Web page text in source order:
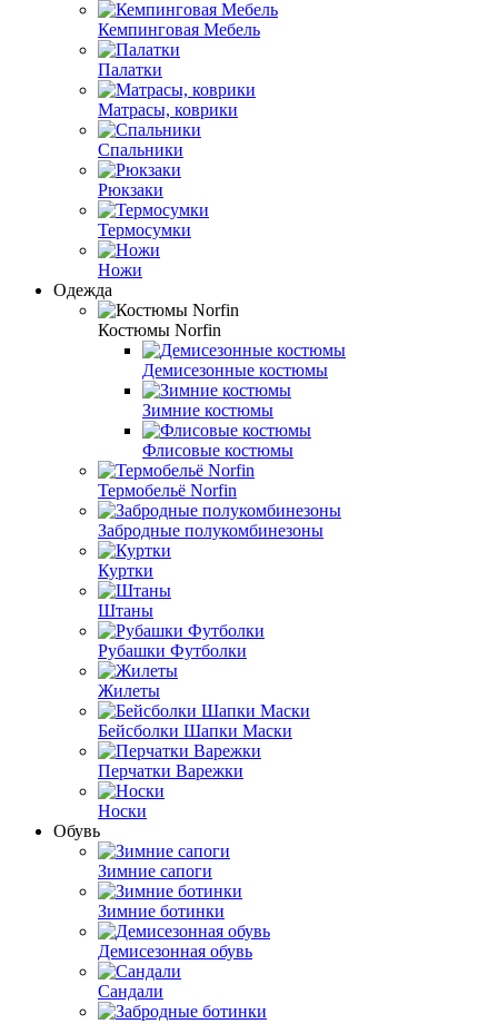
Кемпинговая Мебель
Палатки
Матрасы, коврики
Спальники
Рюкзаки
Термосумки
Ножи
Одежда
Костюмы Norfin
Демисезонные костюмы
Зимние костюмы
Флисовые костюмы
Термобельё Norfin
Забродные полукомбинезоны
Куртки
Штаны
Рубашки Футболки
Жилеты
Бейсболки Шапки Маски
Перчатки Варежки
Носки
Обувь
Зимние сапоги
Зимние ботинки
Демисезонная обувь
Сандали